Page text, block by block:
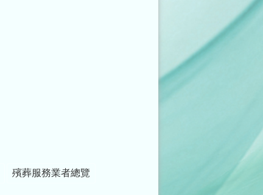
殯葬服務業者總覽